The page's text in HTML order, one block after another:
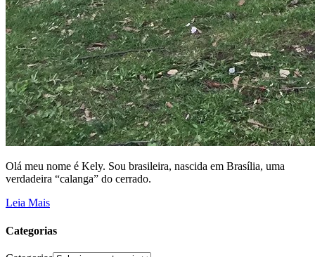
Olá meu nome é Kely. Sou brasileira, nascida em Brasília, uma
verdadeira “calanga” do cerrado.
Leia Mais
Categorias